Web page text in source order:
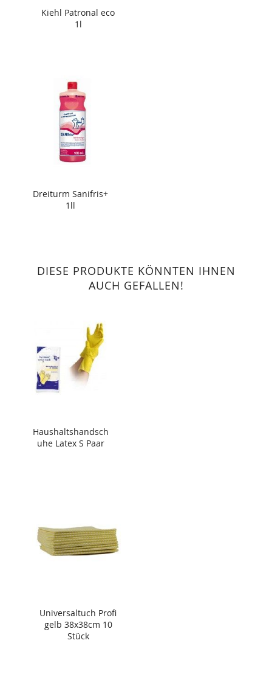
Kiehl Patronal eco
1l
Dreiturm Sanifris+
1ll
DIESE PRODUKTE KÖNNTEN IHNEN
AUCH GEFALLEN!
Haushaltshandsch
uhe Latex S Paar
Universaltuch Profi
gelb 38x38cm 10
Stück